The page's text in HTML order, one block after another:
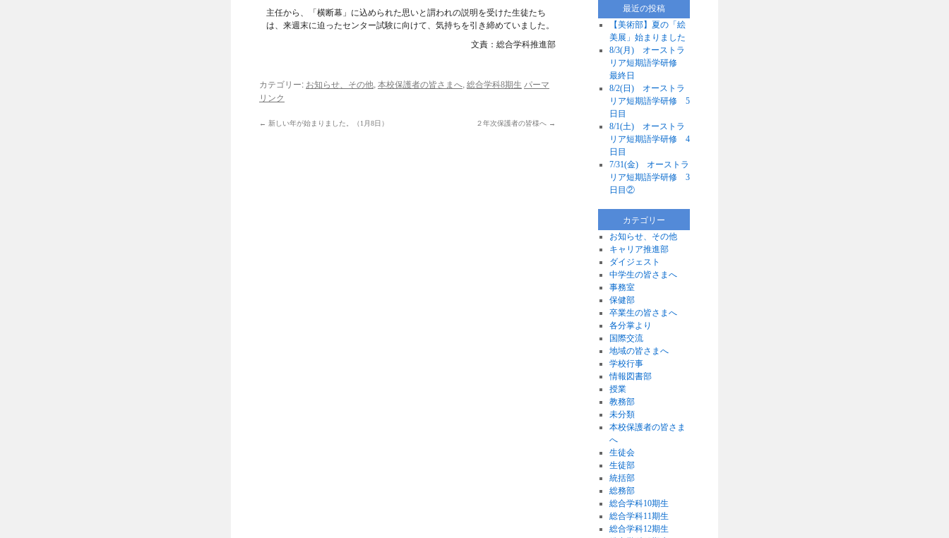
主任から、「横断幕」に込められた思いと謂われの説明を受けた生徒たち
は、来週末に迫ったセンター試験に向けて、気持ちを引き締めていました。
文責：総合学科推進部
カテゴリー: お知らせ、その他, 本校保護者の皆さまへ, 総合学科8期生 パーマ
リンク
← 新しい年が始まりました。（1月8日） ２年次保護者の皆様へ →
最近の投稿
【美術部】夏の「絵
美展」始まりました
8/3(月) オーストラ
リア短期語学研修
最終日
8/2(日) オーストラ
リア短期語学研修 5
日目
8/1(土) オーストラ
リア短期語学研修 4
日目
7/31(金) オーストラ
リア短期語学研修 3
日目②
カテゴリー
お知らせ、その他
キャリア推進部
ダイジェスト
中学生の皆さまへ
事務室
保健部
卒業生の皆さまへ
各分掌より
国際交流
地域の皆さまへ
学校行事
情報図書部
授業
教務部
未分類
本校保護者の皆さま
へ
生徒会
生徒部
統括部
総務部
総合学科10期生
総合学科11期生
総合学科12期生